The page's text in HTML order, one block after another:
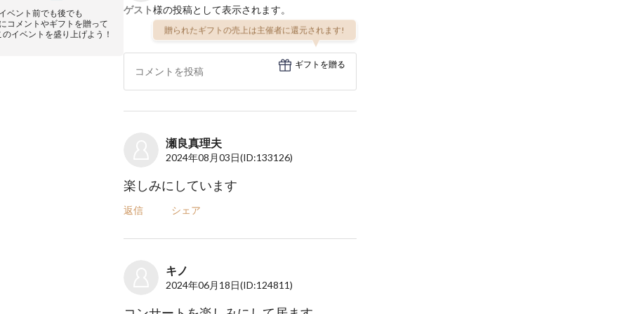
イベント前でも後でも
コメントやギフトを贈って
イベントを盛り上げよう！
ゲスト様の投稿として表示されます。
贈られたギフトの売上は主催者に還元されます!
ギフトを贈る
瀬良真理夫
2024年08月03日(ID:133126)
楽しみにしています
返信 シェア
キノ
2024年06月18日(ID:124811)